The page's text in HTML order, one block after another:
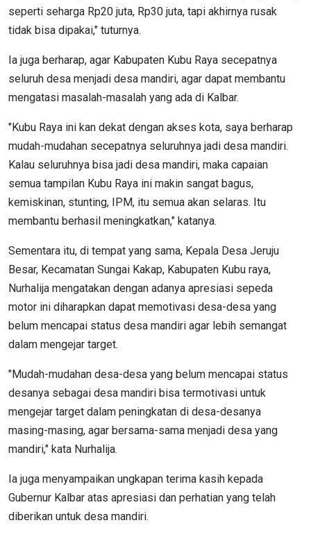
seperti seharga Rp20 juta, Rp30 juta, tapi akhirnya rusak
tidak bisa dipakai," tuturnya.
Ia juga berharap, agar Kabupaten Kubu Raya secepatnya
seluruh desa menjadi desa mandiri, agar dapat membantu
mengatasi masalah-masalah yang ada di Kalbar.
"Kubu Raya ini kan dekat dengan akses kota, saya berharap
mudah-mudahan secepatnya seluruhnya jadi desa mandiri.
Kalau seluruhnya bisa jadi desa mandiri, maka capaian
semua tampilan Kubu Raya ini makin sangat bagus,
kemiskinan, stunting, IPM, itu semua akan selaras. Itu
membantu berhasil meningkatkan," katanya.
Sementara itu, di tempat yang sama, Kepala Desa Jeruju
Besar, Kecamatan Sungai Kakap, Kabupaten Kubu raya,
Nurhalija mengatakan dengan adanya apresiasi sepeda
motor ini diharapkan dapat memotivasi desa-desa yang
belum mencapai status desa mandiri agar lebih semangat
dalam mengejar target.
"Mudah-mudahan desa-desa yang belum mencapai status
desanya sebagai desa mandiri bisa termotivasi untuk
mengejar target dalam peningkatan di desa-desanya
masing-masing, agar bersama-sama menjadi desa yang
mandiri," kata Nurhalija.
Ia juga menyampaikan ungkapan terima kasih kepada
Gubernur Kalbar atas apresiasi dan perhatian yang telah
diberikan untuk desa mandiri.